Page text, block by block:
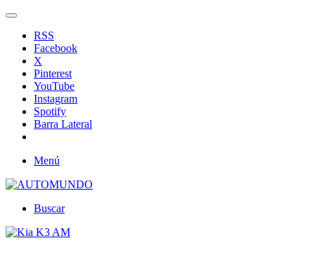
RSS
Facebook
X
Pinterest
YouTube
Instagram
Spotify
Barra Lateral
Menú
Buscar